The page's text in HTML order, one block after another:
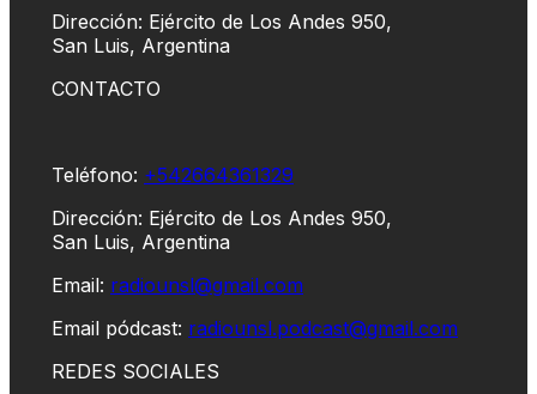
Dirección: Ejército de Los Andes 950,
San Luis, Argentina
CONTACTO
Teléfono: +542664361329
Dirección: Ejército de Los Andes 950,
San Luis, Argentina
Email: radiounsl@gmail.com
Email pódcast: radiounsl.podcast@gmail.com
REDES SOCIALES